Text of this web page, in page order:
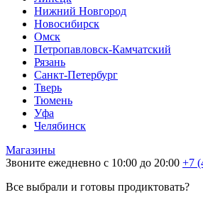
Нижний Новгород
Новосибирск
Омск
Петропавловск-Камчатский
Рязань
Санкт-Петербург
Тверь
Тюмень
Уфа
Челябинск
Магазины
Звоните ежедневно с 10:00 до 20:00 +7
Все выбрали и готовы продиктовать?